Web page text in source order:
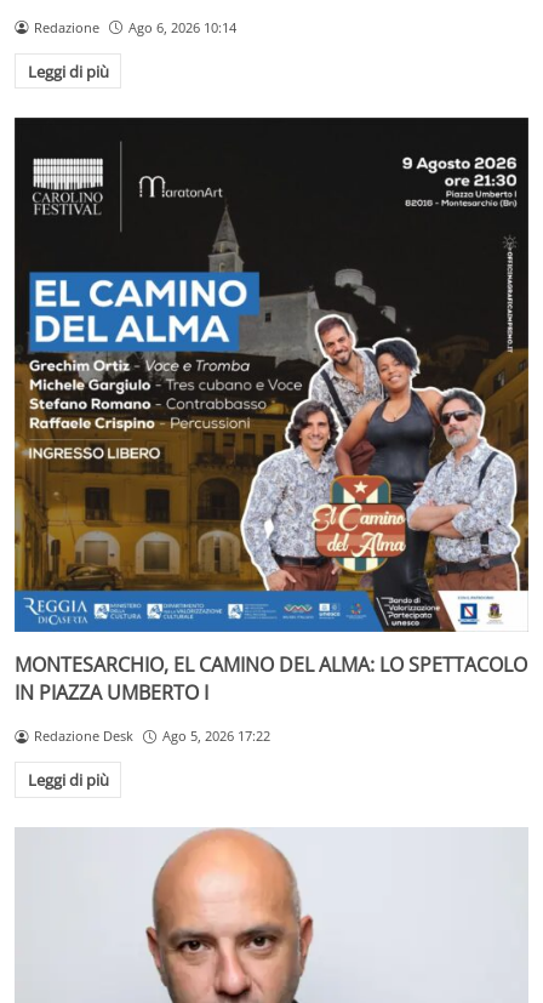
Redazione Ago 6, 2026 10:14
Leggi di più
MONTESARCHIO, EL CAMINO DEL ALMA: LO SPETTACOLO
IN PIAZZA UMBERTO I
Redazione Desk Ago 5, 2026 17:22
Leggi di più